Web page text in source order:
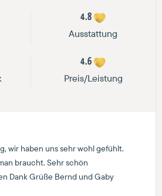
4.8
Ausstattung
4.6
Preis/Leistung
wir haben uns sehr wohl gefühlt.
braucht. Sehr schön
Dank Grüße Bernd und Gaby